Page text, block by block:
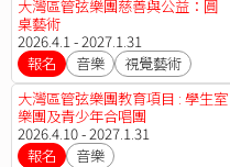
大灣區管弦樂團慈善與公益：圓
桌藝術
2026.4.1 - 2027.1.31
報名
音樂 視覺藝術
大灣區管弦樂團教育項目 : 學生室
樂團及青少年合唱團
2026.4.10 - 2027.1.31
報名
音樂